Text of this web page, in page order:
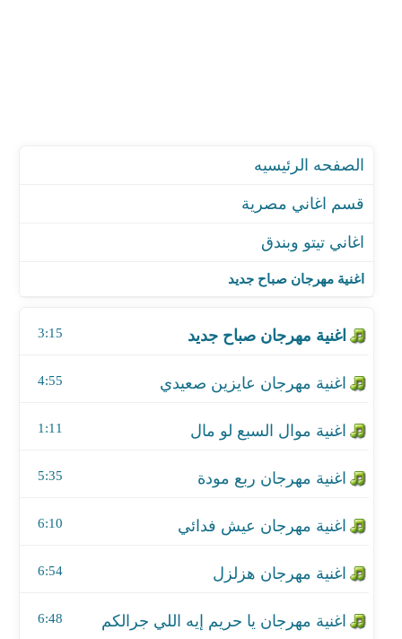
اغنية مهرجان صباح جديد
اغنية مهرجان صباح جديد
3:15
اغنية مهرجان عايزين صعيدي
4:55
اغنية موال السبع لو مال
1:11
5:35
6:10
6:54
اغنية مهرجان يا حريم إيه اللي جرالكم
6:48
اغنية غزال
اغنية مهرجان المشاغبين - مع الدخلاوية